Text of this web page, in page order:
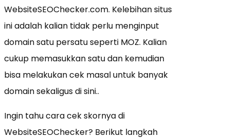
WebsiteSEOChecker.com. Kelebihan situs
ini adalah kalian tidak perlu menginput
domain satu persatu seperti MOZ. Kalian
cukup memasukkan satu dan kemudian
bisa melakukan cek masal untuk banyak
domain sekaligus di sini..
Ingin tahu cara cek skornya di
WebsiteSEOChecker? Berikut langkah